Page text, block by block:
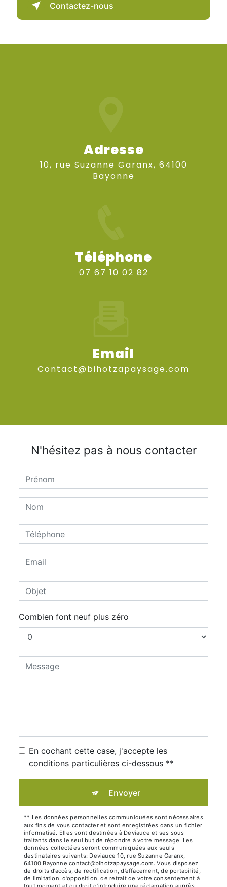
Contactez-nous
Adresse
10, rue Suzanne Garanx, 64100
Bayonne
Téléphone
07 67 10 02 82
Email
contact@bihotzapaysage.com
N'hésitez pas à nous contacter
Combien font neuf plus zéro
En cochant cette case, j'accepte les
conditions particulières ci-dessous **
Envoyer
** Les données personnelles communiquées sont nécessaires
aux fins de vous contacter et sont enregistrées dans un fichier
informatisé. Elles sont destinées à Deviauce et ses sous-
traitants dans le seul but de répondre à votre message. Les
données collectées seront communiquées aux seuls
destinataires suivants: Deviauce 10, rue Suzanne Garanx,
64100 Bayonne contact@bihotzapaysage.com. Vous disposez
de droits d’accès, de rectification, d’effacement, de portabilité,
de limitation, d’opposition, de retrait de votre consentement à